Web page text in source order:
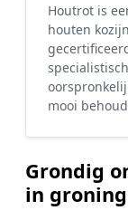
Houtrot is
houten
mooi
Grondig
in